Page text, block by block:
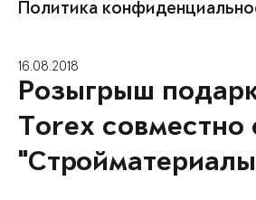
Политика
16.08.2018
Розыгрыш
Torex совместно